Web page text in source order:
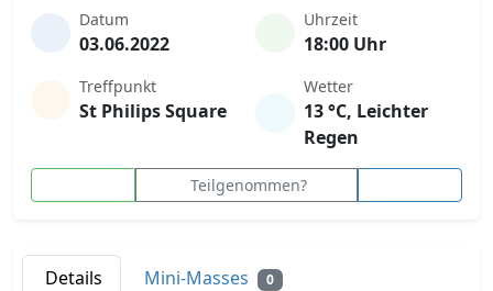
Datum
03.06.2022
Uhrzeit
18:00 Uhr
Treffpunkt
St Philips Square
Wetter
13 °C, Leichter
Regen
Teilgenommen?
Details Mini-Masses 0